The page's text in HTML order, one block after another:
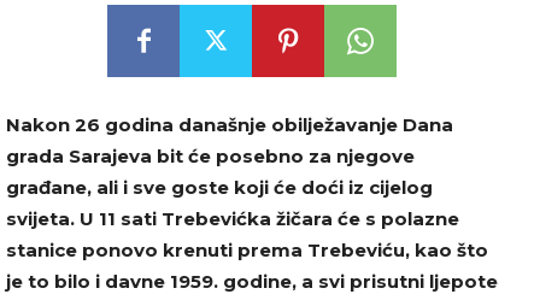
Nakon 26 godina današnje obilježavanje Dana
grada Sarajeva bit će posebno za njegove
građane, ali i sve goste koji će doći iz cijelog
svijeta. U 11 sati Trebevićka žičara će s polazne
stanice ponovo krenuti prema Trebeviću, kao što
je to bilo i davne 1959. godine, a svi prisutni ljepote